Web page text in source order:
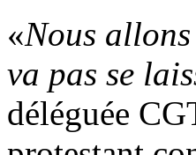
«Nous
va pas se
déléguée